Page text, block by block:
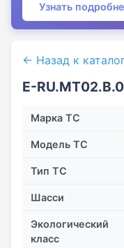
Узнать
← Назад к
E-
Марка ТС
Модель ТС
Тип ТС
Шасси
Экологический
класс